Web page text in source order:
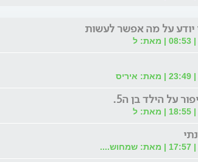
על מה אפשר לעשות
על הילד בן ה5.